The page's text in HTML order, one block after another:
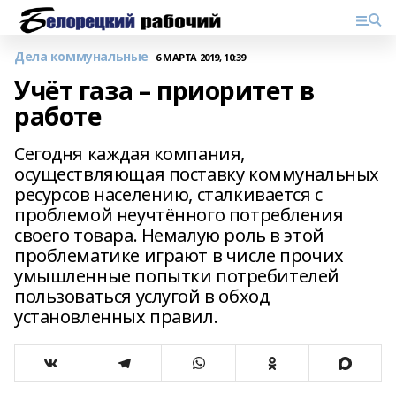
Дела коммунальные 6 МАРТА 2019, 10:39
Учёт газа – приоритет в
работе
Сегодня каждая компания,
осуществляющая поставку коммунальных
ресурсов населению, сталкивается с
проблемой неучтённого потребления
своего товара. Немалую роль в этой
проблематике играют в числе прочих
умышленные попытки потребителей
пользоваться услугой в обход
установленных правил.